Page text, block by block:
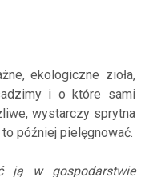
ekologiczne zioła,
i o które sami
wystarczy sprytna
później pielęgnować.
ją w gospodarstwie